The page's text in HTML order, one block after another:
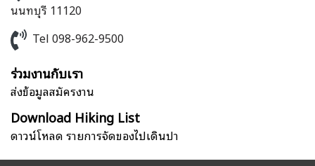
นนทบุรี 11120
Tel 098-962-9500
ร่วมงานกับเรา
ส่งข้อมูลสมัครงาน
Download Hiking List
ดาวน์โหลด รายการจัดของไปเดินป่า